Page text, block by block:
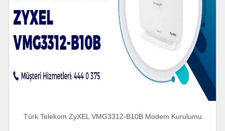
Türk Telekom ZyXEL VMG3312-B10B Modem Kurulumu